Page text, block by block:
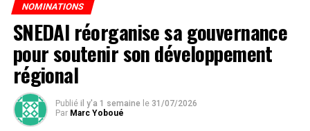
NOMINATIONS
SNEDAI réorganise sa gouvernance
pour soutenir son développement
régional
Publié il y'a 1 semaine le 31/07/2026
Par Marc Yoboué